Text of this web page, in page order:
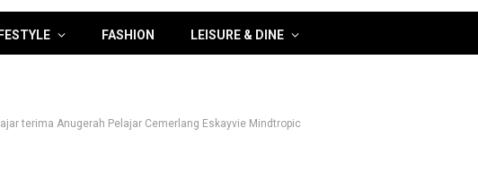
FASHION LEISURE & DINE
terima Anugerah Pelajar Cemerlang Eskayvie Mindtropic